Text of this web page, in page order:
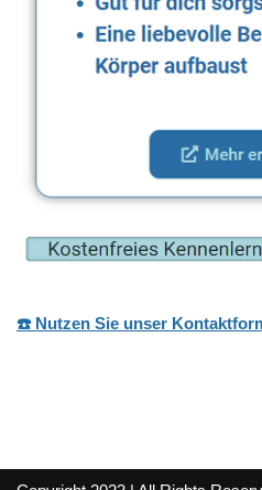
☎️ Nutzen Sie unser